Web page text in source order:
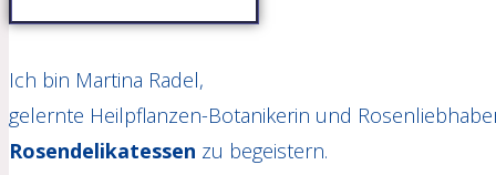
Ich bin Martina Radel,
gelernte Heilpflanzen-Botanikerin und
Rosendelikatessen zu begeistern.